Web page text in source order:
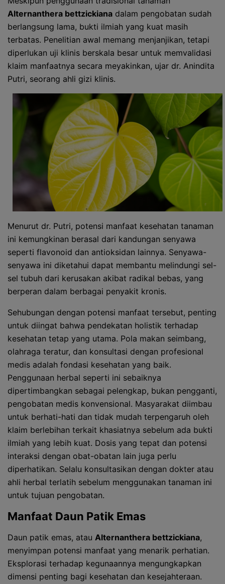
Alternanthera bettzickiana dalam pengobatan sudah
berlangsung lama, bukti ilmiah yang kuat masih
terbatas. Penelitian awal memang menjanjikan, tetapi
diperlukan uji klinis berskala besar untuk memvalidasi
klaim manfaatnya secara meyakinkan, ujar dr. Anindita
Putri, seorang ahli gizi klinis.
Menurut dr. Putri, potensi manfaat kesehatan tanaman
ini kemungkinan berasal dari kandungan senyawa
seperti flavonoid dan antioksidan lainnya. Senyawa-
senyawa ini diketahui dapat membantu melindungi sel-
sel tubuh dari kerusakan akibat radikal bebas, yang
berperan dalam berbagai penyakit kronis.
Sehubungan dengan potensi manfaat tersebut, penting
untuk diingat bahwa pendekatan holistik terhadap
kesehatan tetap yang utama. Pola makan seimbang,
olahraga teratur, dan konsultasi dengan profesional
medis adalah fondasi kesehatan yang baik.
Penggunaan herbal seperti ini sebaiknya
dipertimbangkan sebagai pelengkap, bukan pengganti,
pengobatan medis konvensional. Masyarakat diimbau
untuk berhati-hati dan tidak mudah terpengaruh oleh
klaim berlebihan terkait khasiatnya sebelum ada bukti
ilmiah yang lebih kuat. Dosis yang tepat dan potensi
interaksi dengan obat-obatan lain juga perlu
diperhatikan. Selalu konsultasikan dengan dokter atau
ahli herbal terlatih sebelum menggunakan tanaman ini
untuk tujuan pengobatan.
Manfaat Daun Patik Emas
Daun patik emas, atau Alternanthera bettzickiana,
menyimpan potensi manfaat yang menarik perhatian.
Eksplorasi terhadap kegunaannya mengungkapkan
dimensi penting bagi kesehatan dan kesejahteraan.